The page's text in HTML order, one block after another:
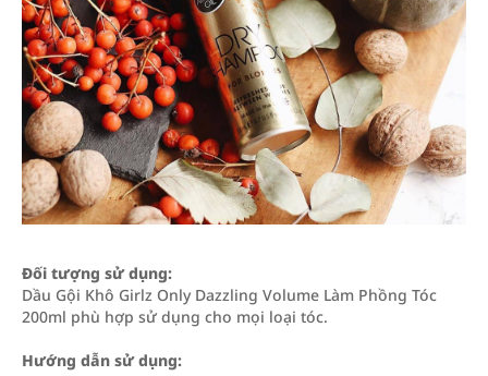
Đối tượng sử dụng:
Dầu Gội Khô Girlz Only Dazzling Volume Làm Phồng Tóc
200ml phù hợp sử dụng cho mọi loại tóc.
Hướng dẫn sử dụng: